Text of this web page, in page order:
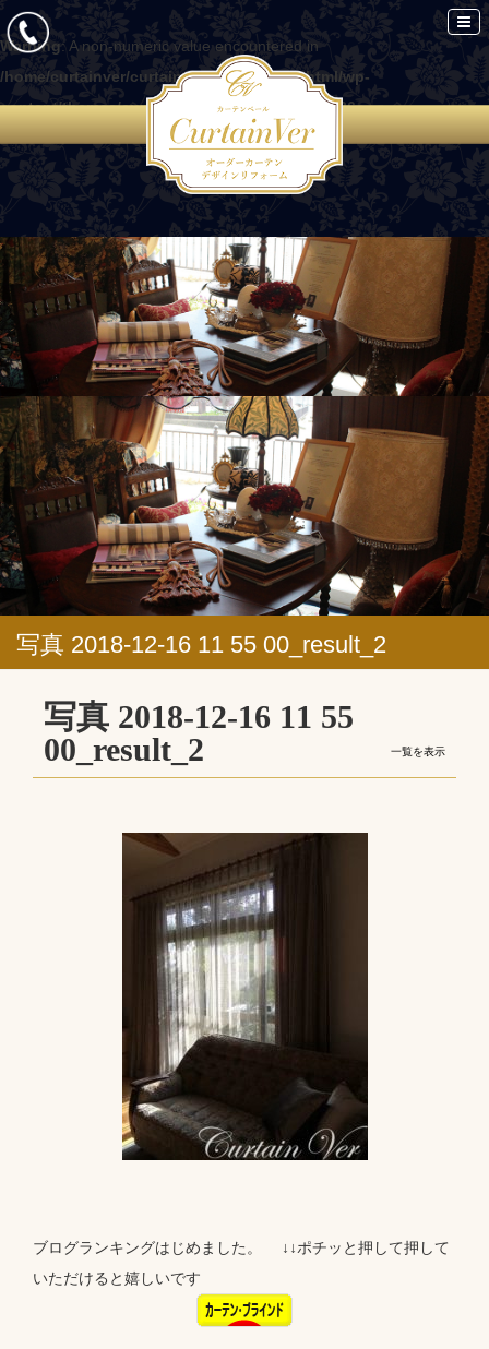
Warning: A non-numeric value encountered in
/home/curtainver/curtain-ver.com/public_html/wp-
content/themes/curtain/functions.php
on line 86
写真 2018-12-16 11 55 00_result_2
写真 2018-12-16 11 55
00_result_2
一覧を表示
ブログランキングはじめました。 ↓↓ポチッと押して押して
いただけると嬉しいです